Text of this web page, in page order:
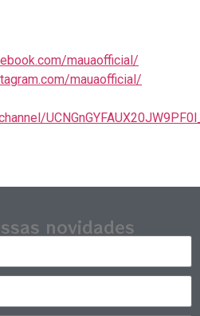
mauaofficial/
mauaofficial/
novidades